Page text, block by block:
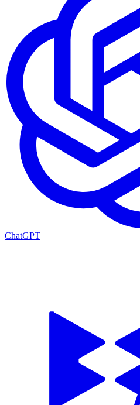
ChatGPT